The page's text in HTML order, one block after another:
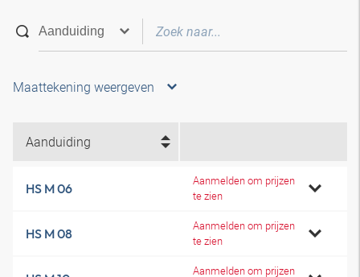
Maattekening weergeven
Aanduiding
HS M 06
Aanmelden om prijzen
te zien
HS M 08
Aanmelden om prijzen
te zien
Aanmelden om prijzen